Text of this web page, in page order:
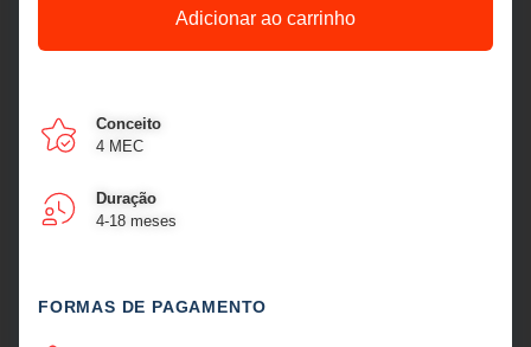
Adicionar ao carrinho
Conceito
4 MEC
Duração
4-18 meses
FORMAS DE PAGAMENTO